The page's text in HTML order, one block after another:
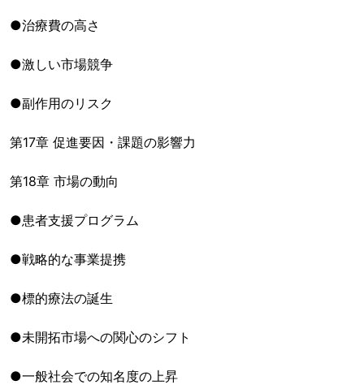
●治療費の高さ
●激しい市場競争
●副作用のリスク
第17章 促進要因・課題の影響力
第18章 市場の動向
●患者支援プログラム
●戦略的な事業提携
●標的療法の誕生
●未開拓市場への関心のシフト
●一般社会での知名度の上昇